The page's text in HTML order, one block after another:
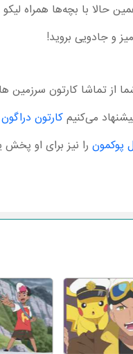
حالا با بچه‌ها همراه
و جادویی بروید!
از تماشا کارتون سرزمین
می‌کنیم کارتون
پوکمون را نیز برای او پخش